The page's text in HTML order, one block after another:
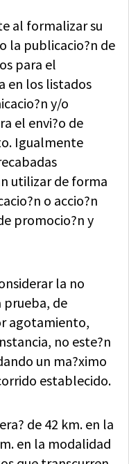
al formalizar su
la publicacio?n de
para el
en los listados
y/o
el envi?o de
Igualmente
utilizar de forma
o accio?n
promocio?n y
la no
prueba, de
agotamiento,
no este?n
un ma?ximo
establecido.
de 42 km. en la
en la modalidad